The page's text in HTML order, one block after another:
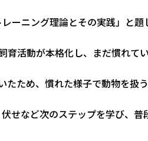
ーニング理論とその実践」と
育活動が本格化し、まだ慣れて
ため、慣れた様子で動物を扱
せなど次のステップを学び、普